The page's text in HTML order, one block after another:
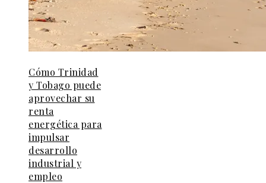
Cómo Trinidad
y Tobago puede
aprovechar su
renta
energética para
impulsar
desarrollo
industrial y
empleo